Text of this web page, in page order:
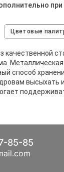
при
Цветовые
качественной
способ
высыхать
85-85